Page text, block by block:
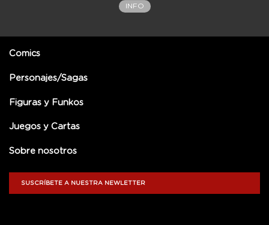
INFO
Comics
Personajes/Sagas
Figuras y Funkos
Juegos y Cartas
Sobre nosotros
SUSCRÍBETE A NUESTRA NEWLETTER